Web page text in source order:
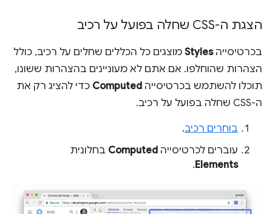
הצגת ה-CSS שחלה בפועל על רכיב
בכרטיסייהStyles מוצגים כל הכללים שחלים על רכיב, כולל
הצהרות שהוחלפו. אם אתם לא מעוניינים בהצהרות ששונו,
תוכלו להשתמש בכרטיסייה Computed כדי להציג רק את
ה-CSS שחלה בפועל על רכיב.
בוחרים רכיב.
עוברים לכרטיסייה Computed בחלונית
Elements
.